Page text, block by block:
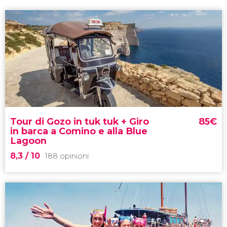
Tour di Gozo in tuk tuk + Giro
in barca a Comino e alla Blue
Lagoon
8,3 / 10 188 opinioni
85€

